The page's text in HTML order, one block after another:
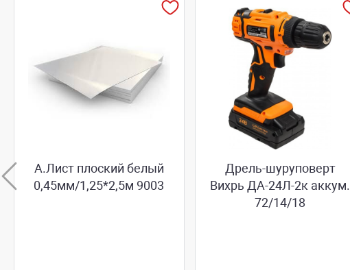
А.Лист плоский белый
0,45мм/1,25*2,5м 9003
Дрель-шуруповерт
Вихрь ДА-24Л-2к аккум.
72/14/18